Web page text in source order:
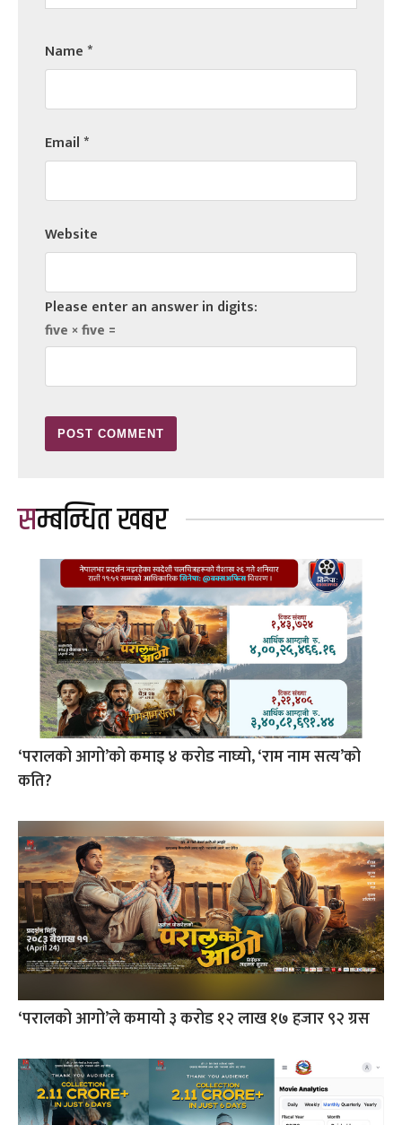
Name*
Email*
Website
Please enter an answer in digits:
five × five =
सम्बन्धित खबर
‘परालको आगो’को कमाइ ४ करोड नाघ्यो, ‘राम नाम सत्य’को
कति?
‘परालको आगो’ले कमायो ३ करोड १२ लाख १७ हजार ९२ ग्रस